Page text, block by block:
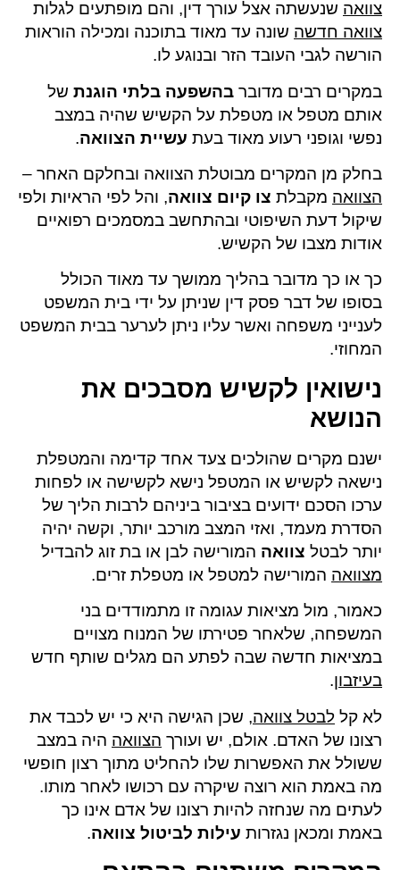
צוואה שנעשתה אצל עורך דין, והם מופתעים לגלות
צוואה חדשה שונה עד מאוד בתוכנה ומכילה הוראות
הורשה לגבי העובד הזר ובנוגע לו.
במקרים רבים מדובר בהשפעה בלתי הוגנת של
אותם מטפל או מטפלת על הקשיש שהיה במצב
נפשי וגופני רעוע מאוד בעת עשיית הצוואה.
בחלק מן המקרים מבוטלת הצוואה ובחלקם האחר –
הצוואה מקבלת צו קיום צוואה, והל לפי הראיות ולפי
שיקול דעת השיפוטי ובהתחשב במסמכים רפואיים
אודות מצבו של הקשיש.
כך או כך מדובר בהליך ממושך עד מאוד הכולל
בסופו של דבר פסק דין שניתן על ידי בית המשפט
לענייני משפחה ואשר עליו ניתן לערער בבית המשפט
המחוזי.
נישואין לקשיש מסבכים את
הנושא
ישנם מקרים שהולכים צעד אחד קדימה והמטפלת
נישאה לקשיש או המטפל נישא לקשישה או לפחות
ערכו הסכם ידועים בציבור ביניהם לרבות הליך של
הסדרת מעמד, ואזי המצב מורכב יותר, וקשה יהיה
יותר לבטל צוואה המורישה לבן או בת זוג להבדיל
מצוואה המורישה למטפל או מטפלת זרים.
כאמור, מול מציאות עגומה זו מתמודדים בני
המשפחה, שלאחר פטירתו של המנוח מצויים
במציאות חדשה שבה לפתע הם מגלים שותף חדש
בעיזבון.
לא קל לבטל צוואה, שכן הגישה היא כי יש לכבד את
רצונו של האדם. אולם, יש ועורך הצוואה היה במצב
ששולל את האפשרות שלו להחליט מתוך רצון חופשי
מה באמת הוא רוצה שיקרה עם רכושו לאחר מותו.
לעתים מה שנחזה להיות רצונו של אדם אינו כך
באמת ומכאן נגזרות עילות לביטול צוואה.